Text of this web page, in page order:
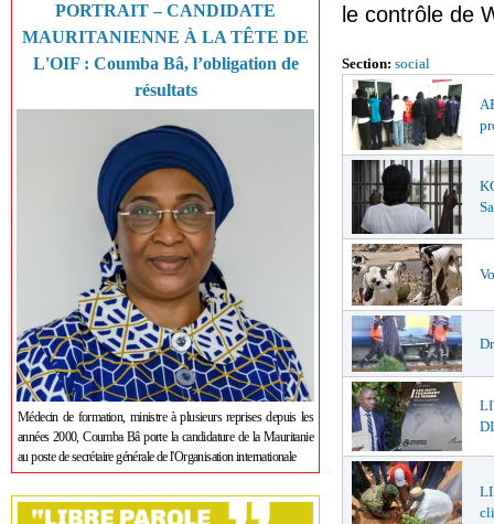
PORTRAIT – CANDIDATE
MAURITANIENNE À LA TÊTE DE
L'OIF : Coumba Bâ, l’obligation de
résultats
Médecin de formation, ministre à plusieurs reprises depuis les
années 2000, Coumba Bâ porte la candidature de la Mauritanie
au poste de secrétaire générale de l'Organisation internationale
le contrôle de
Section: social